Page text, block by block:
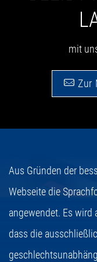
mit
Zur
Aus Gründen der
Webseite die
angewendet. Es wird
dass die